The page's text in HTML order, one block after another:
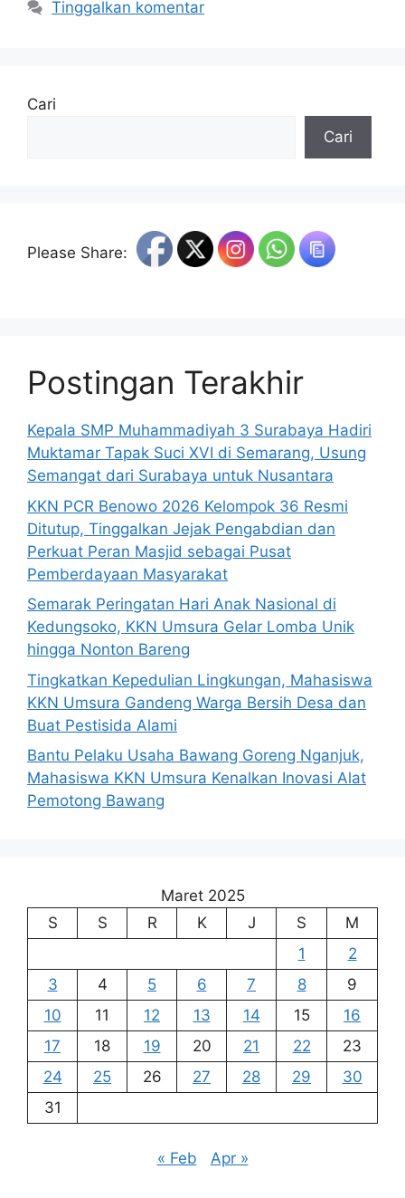
Tinggalkan komentar
Cari
Cari
Please Share:
Postingan Terakhir
Kepala SMP Muhammadiyah 3 Surabaya Hadiri
Muktamar Tapak Suci XVI di Semarang, Usung
Semangat dari Surabaya untuk Nusantara
KKN PCR Benowo 2026 Kelompok 36 Resmi
Ditutup, Tinggalkan Jejak Pengabdian dan
Perkuat Peran Masjid sebagai Pusat
Pemberdayaan Masyarakat
Semarak Peringatan Hari Anak Nasional di
Kedungsoko, KKN Umsura Gelar Lomba Unik
hingga Nonton Bareng
Tingkatkan Kepedulian Lingkungan, Mahasiswa
KKN Umsura Gandeng Warga Bersih Desa dan
Buat Pestisida Alami
Bantu Pelaku Usaha Bawang Goreng Nganjuk,
Mahasiswa KKN Umsura Kenalkan Inovasi Alat
Pemotong Bawang
Maret 2025
S
S R K J S
M
1
2
3
4 5 6 7 8
9
10
11 12 13 14 15
16
17
18 19 20 21 22
23
24
25 26 27 28 29
30
31
« Feb Apr »